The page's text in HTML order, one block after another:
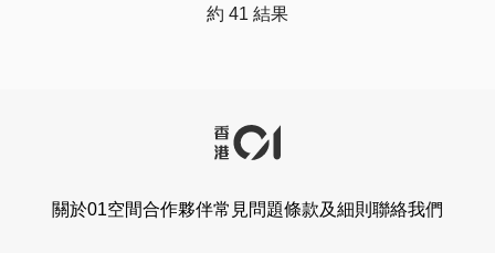
約 41 結果
關於01空間合作夥伴常見問題條款及細則 聯絡我們